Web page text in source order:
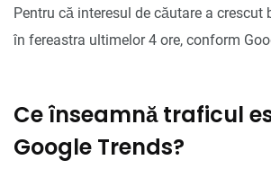
Pentru că interesul de căutare a crescut
în fereastra ultimelor 4 ore, conform
Ce înseamnă traficul
Google Trends?